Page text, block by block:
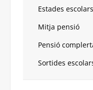
Estades escolars
Mitja pensió
Pensió
Sortides